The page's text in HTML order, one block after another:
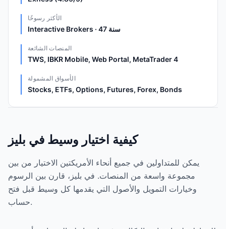
الأكثر رسوخًا
Interactive Brokers · 47 سنة
المنصات الشائعة
TWS, IBKR Mobile, Web Portal, MetaTrader 4
الأسواق المشمولة
Stocks, ETFs, Options, Futures, Forex, Bonds
كيفية اختيار وسيط في بليز
يمكن للمتداولين في جميع أنحاء الأمريكتين الاختيار من بين
مجموعة واسعة من المنصات. في بليز، قارن بين الرسوم
وخيارات التمويل والأصول التي يقدمها كل وسيط قبل فتح
حساب.